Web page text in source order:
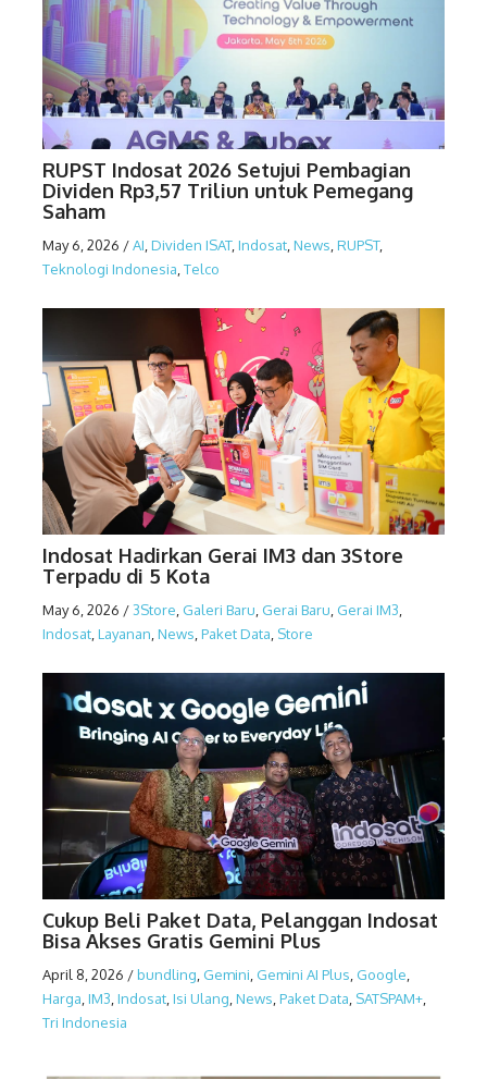
RUPST Indosat 2026 Setujui Pembagian
Dividen Rp3,57 Triliun untuk Pemegang
Saham
May 6, 2026 /AI Dividen ISAT, Indosat News RUPST,
Teknologi Indonesia Telco
Indosat Hadirkan Gerai IM3 dan 3Store
Terpadu di 5 Kota
May 6, 2026 /3Store Galeri Baru Gerai Baru Gerai IM3
Indosat Layanan News Paket Data Store
Cukup Beli Paket Data, Pelanggan Indosat
Bisa Akses Gratis Gemini Plus
April 8, 2026 /bundling, Gemini, Gemini AI Plus, Google,
Harga,IM3,Indosat,Isi Ulang,News,Paket Data, SATSPAM+,
Tri Indonesia